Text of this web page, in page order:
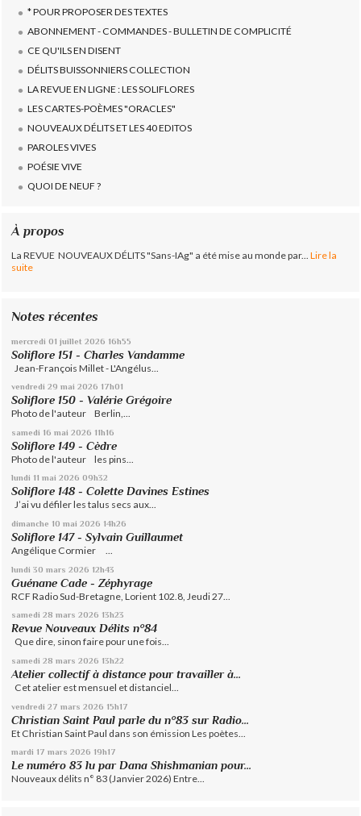
* POUR PROPOSER DES TEXTES
ABONNEMENT - COMMANDES - BULLETIN DE COMPLICITÉ
CE QU'ILS EN DISENT
DÉLITS BUISSONNIERS COLLECTION
LA REVUE EN LIGNE : LES SOLIFLORES
LES CARTES-POÈMES "ORACLES"
NOUVEAUX DÉLITS ET LES 40 EDITOS
PAROLES VIVES
POÉSIE VIVE
QUOI DE NEUF ?
À propos
La REVUE NOUVEAUX DÉLITS "Sans-IAg" a été mise au monde par...
Lire la
suite
Notes récentes
mercredi 01 juillet 2026 16h55
Soliflore 151 - Charles Vandamme
Jean-François Millet - L'Angélus...
vendredi 29 mai 2026 17h01
Soliflore 150 - Valérie Grégoire
Photo de l'auteur Berlin,...
samedi 16 mai 2026 11h16
Soliflore 149 - Cèdre
Photo de l'auteur les pins...
lundi 11 mai 2026 09h32
Soliflore 148 - Colette Davines Estines
J’ai vu défiler les talus secs aux...
dimanche 10 mai 2026 14h26
Soliflore 147 - Sylvain Guillaumet
Angélique Cormier ...
lundi 30 mars 2026 12h43
Guénane Cade - Zéphyrage
RCF Radio Sud-Bretagne, Lorient 102.8, Jeudi 27...
samedi 28 mars 2026 13h23
Revue Nouveaux Délits n°84
Que dire, sinon faire pour une fois...
samedi 28 mars 2026 13h22
Atelier collectif à distance pour travailler à...
Cet atelier est mensuel et distanciel...
vendredi 27 mars 2026 15h17
Christian Saint Paul parle du n°83 sur Radio...
Et Christian Saint Paul dans son émission Les poètes...
mardi 17 mars 2026 19h17
Le numéro 83 lu par Dana Shishmanian pour...
Nouveaux délits n° 83 (Janvier 2026) Entre...